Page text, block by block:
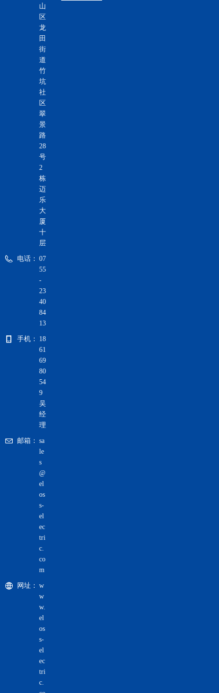
山
区
龙
田
街
道
竹
坑
社
区
翠
景
路
28
号
2
栋
迈
乐
大
厦
十
层
电话： 07
55
-
23
40
84
13
手机：
18
61
69
80
54
9
吴
经
理
邮箱： sa
le
s
@
el
os
s-
el
ec
tri
c.
co
m
网址： w
w
w.
el
os
s-
el
ec
tri
c.